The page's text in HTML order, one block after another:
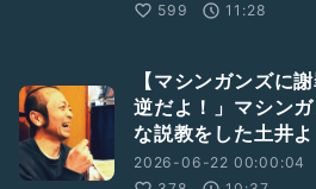
599
11:28
【マシンガンズに
逆だよ！」マシン
な説教をした土井
2026-06-22 00:00:04